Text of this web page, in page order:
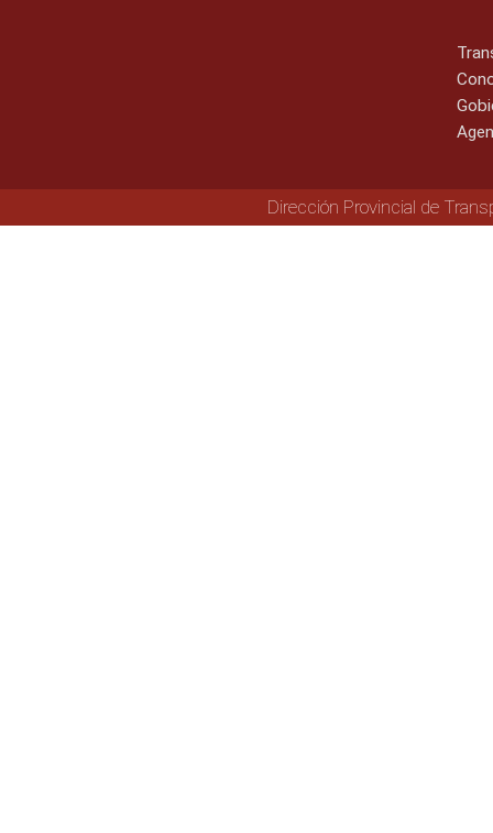
Dirección Provincial de